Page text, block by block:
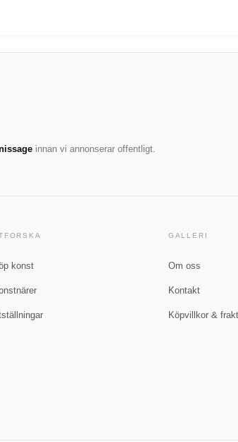
innan vi annonserar offentligt.
konst
GALLERI
Om oss
Kontakt
Köpvillkor & frakt